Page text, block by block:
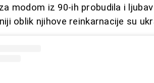
modom iz 90-ih probudila i
oblik njihove reinkarnacije su